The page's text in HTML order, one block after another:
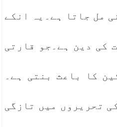
مل جاتا ہے۔یہ انکے
کی دین ہے۔جو قارتی
کا باعث بنتی ہے۔
تحریروں میں تازگی